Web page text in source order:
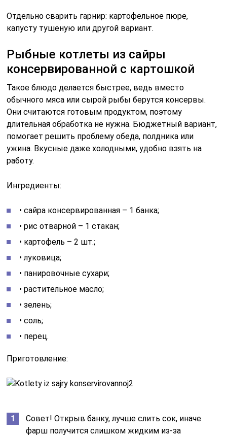
Отдельно сварить гарнир: картофельное пюре,
капусту тушеную или другой вариант.
Рыбные котлеты из сайры
консервированной с картошкой
Такое блюдо делается быстрее, ведь вместо
обычного мяса или сырой рыбы берутся консервы.
Они считаются готовым продуктом, поэтому
длительная обработка не нужна. Бюджетный вариант,
помогает решить проблему обеда, полдника или
ужина. Вкусные даже холодными, удобно взять на
работу.
Ингредиенты:
• сайра консервированная – 1 банка;
• рис отварной – 1 стакан;
• картофель – 2 шт.;
• луковица;
• панировочные сухари;
• растительное масло;
• зелень;
• соль;
• перец.
Приготовление:
Совет! Открыв банку, лучше слить сок, иначе
фарш получится слишком жидким из-за